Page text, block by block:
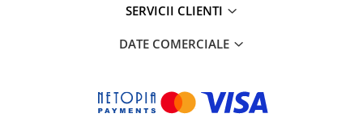
SERVICII CLIENTI
DATE COMERCIALE